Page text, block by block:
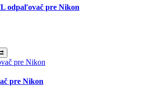
odpaľovač pre Nikon
pre Nikon